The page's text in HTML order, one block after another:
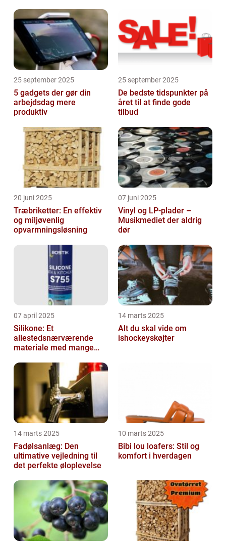
25 september 2025
5 gadgets der gør din
arbejdsdag mere
produktiv
25 september 2025
De bedste tidspunkter på
året til at finde gode
tilbud
20 juni 2025
Træbriketter: En effektiv
og miljøvenlig
opvarmningsløsning
07 juni 2025
Vinyl og LP-plader –
Musikmediet der aldrig
dør
07 april 2025
Silikone: Et
allestedsnærværende
materiale med mange
14 marts 2025
Alt du skal vide om
ishockeyskøjter
14 marts 2025
Fadølsanlæg: Den
ultimative vejledning til
det perfekte øloplevelse
10 marts 2025
Bibi lou loafers: Stil og
komfort i hverdagen